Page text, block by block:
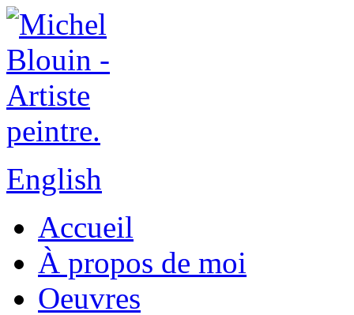
English
Accueil
À propos de moi
Oeuvres